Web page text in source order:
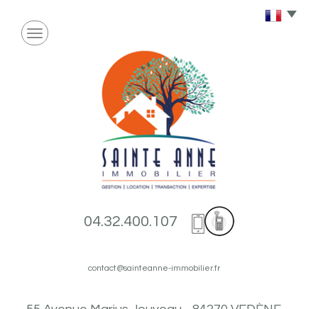
04.32.400.107
contact@sainteanne-immobilier.fr